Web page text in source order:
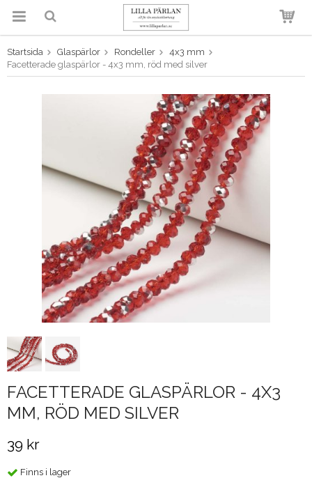
Produkten har blivit tillagd i
varukorgen
Startsida Glaspärlor Rondeller
4x3 mm
Facetterade glaspärlor - 4x3 mm, röd med silver
FACETTERADE GLASPÄRLOR - 4X3
MM, RÖD MED SILVER
39 kr
Finns i lager